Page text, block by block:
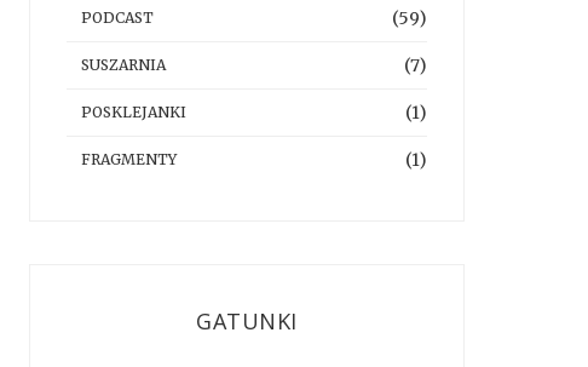
PODCAST (59)
SUSZARNIA (7)
POSKLEJANKI (1)
FRAGMENTY (1)
GATUNKI